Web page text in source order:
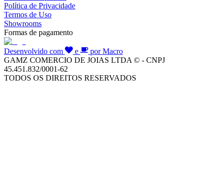
Política de Privacidade
Termos de Uso
Showrooms
Formas de pagamento
Desenvolvido com e
por Macro
GAMZ COMERCIO DE JOIAS LTDA © - CNPJ
45.451.832/0001-62
TODOS OS DIREITOS RESERVADOS